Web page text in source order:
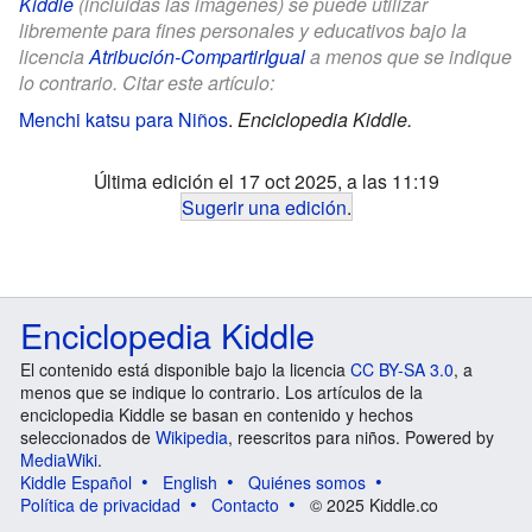
libremente para fines personales y educativos bajo la
licencia Atribución-CompartirIguala menos que se indique
lo contrario. Citar este artículo:
Menchi katsu para Niños. Enciclopedia Kiddle.
Última edición el 17 oct 2025, a las 11:19
Sugerir una edición.
Enciclopedia Kiddle
El contenido está disponible bajo la licencia CC BY-SA 3.0, a
menos que se indique lo contrario. Los artículos de la
enciclopedia Kiddle se basan en contenido y hechos
seleccionados de Wikipedia, reescritos para niños. Powered by
MediaWiki.
Kiddle Español
English
Quiénes somos
Política de privacidad
Contacto © 2025 Kiddle.co